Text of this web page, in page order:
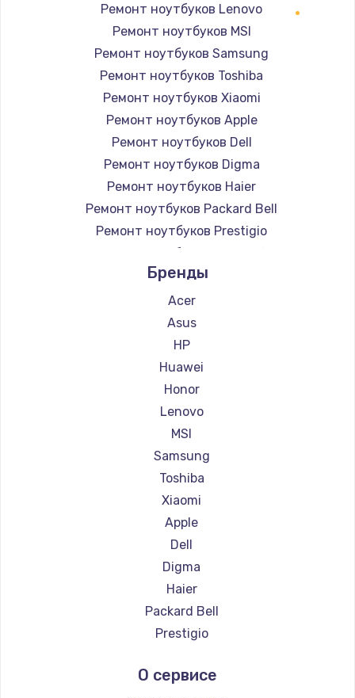
Ремонт ноутбуков Lenovo
Ремонт ноутбуков MSI
Ремонт ноутбуков Samsung
Ремонт ноутбуков Toshiba
Ремонт ноутбуков Xiaomi
Ремонт ноутбуков Apple
Ремонт ноутбуков Dell
Ремонт ноутбуков Digma
Ремонт ноутбуков Haier
Ремонт ноутбуков Packard Bell
Ремонт ноутбуков Prestigio
Ремонт ноутбуков Microsoft
Ремонт ноутбуков Alienware
Ремонт ноутбуков Gigabyte
Ремонт ноутбуков Aorus
Ремонт ноутбуков Maibenben
Ремонт ноутбуков Getac
Ремонт ноутбуков Epson
Ремонт ноутбуков Philips
Ремонт ноутбуков LG
Ремонт ноутбуков Panasonic
Ремонт ноутбуков Irbis
Ремонт ноутбуков Thunderobot
Ремонт ноутбуков Hasee
Ремонт ноутбуков ZTE
Ремонт ноутбуков Hiper
Ремонт ноутбуков Evga
Ремонт ноутбуков Google
Ремонт ноутбуков Echips
Ремонт ноутбуков Predator
Бренды
Acer
Asus
HP
Huawei
Honor
Lenovo
MSI
Samsung
Toshiba
Xiaomi
Apple
Dell
Digma
Haier
Packard Bell
Prestigio
Alienware
О сервисе